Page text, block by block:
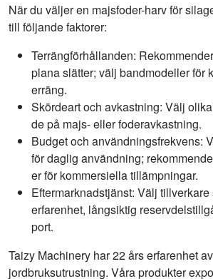
När du väljer en majsfoder-harv för
till följande faktorer:
Terrängförhållanden:
plana slätter; välj bandmodeller för
erräng.
Skördeart och avkastning: Välj
de på majs- eller foderavkastning.
Budget och användningsfrekvens:
för daglig användning;
er för kommersiella tillämpningar.
Eftermarknadstjänst: Välj
erfarenhet, långsiktig
port.
Taizy Machinery har 22 års erfarenhet
jordbruksutrustning. Våra produkter